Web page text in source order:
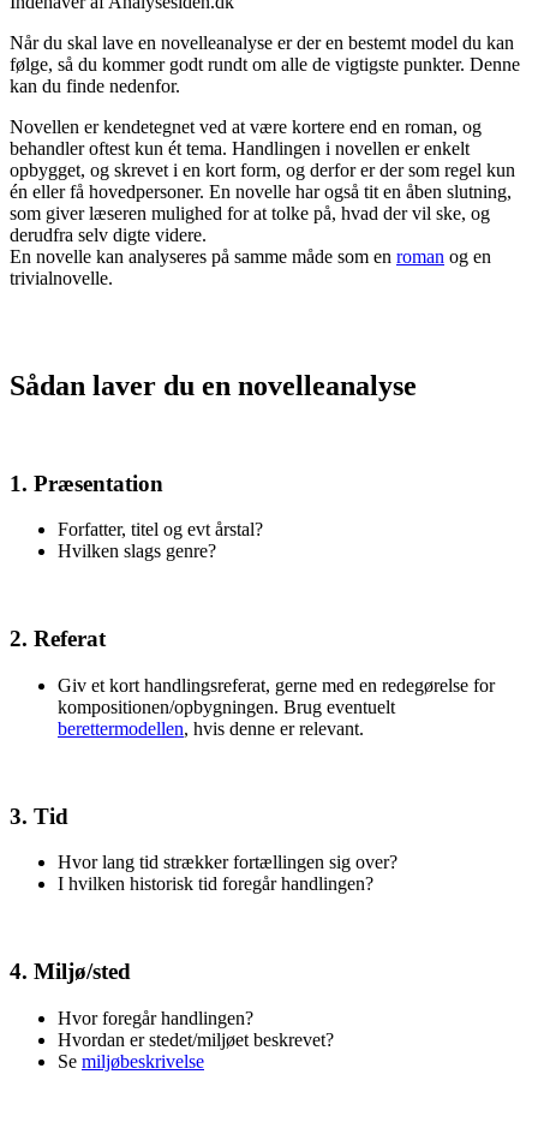
Når du skal lave en novelleanalyse er der en bestemt model du kan
følge, så du kommer godt rundt om alle de vigtigste punkter. Denne
kan du finde nedenfor.
Novellen er kendetegnet ved at være kortere end en roman, og
behandler oftest kun ét tema. Handlingen i novellen er enkelt
opbygget, og skrevet i en kort form, og derfor er der som regel kun
én eller få hovedpersoner. En novelle har også tit en åben slutning,
som giver læseren mulighed for at tolke på, hvad der vil ske, og
derudfra selv digte videre.
En novelle kan analyseres på samme måde som en roman og en
trivialnovelle.
Sådan laver du en novelleanalyse
1. Præsentation
Forfatter, titel og evt årstal?
Hvilken slags genre?
2. Referat
Giv et kort handlingsreferat, gerne med en redegørelse for
kompositionen/opbygningen. Brug eventuelt
berettermodellen, hvis denne er relevant.
3. Tid
Hvor lang tid strækker fortællingen sig over?
I hvilken historisk tid foregår handlingen?
4. Miljø/sted
Hvor foregår handlingen?
Hvordan er stedet/miljøet beskrevet?
Se miljøbeskrivelse